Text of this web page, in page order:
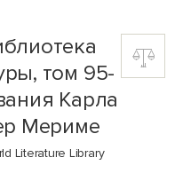
том 95-
Карла
Мериме
Literature Library